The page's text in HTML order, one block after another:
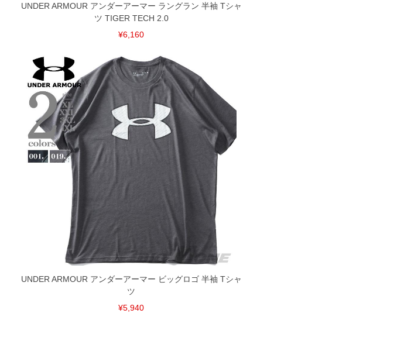
UNDER ARMOUR アンダーアーマー ラングラン 半袖 Tシャ
ツ TIGER TECH 2.0
¥6,160
UNDER ARMOUR アンダーアーマー ビッグロゴ 半袖 Tシャ
ツ
¥5,940